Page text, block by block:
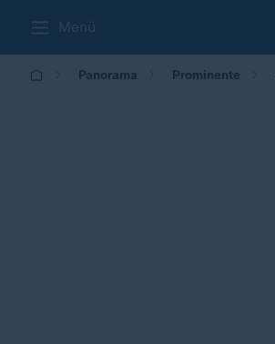
Menü
Panorama Prominente